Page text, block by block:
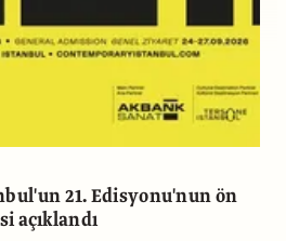
21. Edisyonu'nun ön
açıklandı